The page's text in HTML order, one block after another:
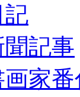
記
記事
家